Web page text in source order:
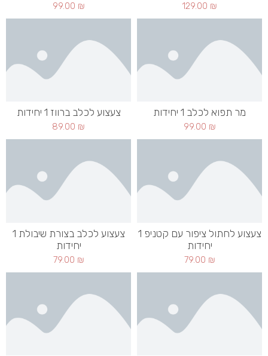
129.00 ₪
99.00 ₪
מר תפוא לכלב 1 יחידות
99.00 ₪
צעצוע לכלב ברווז 1 יחידות
89.00 ₪
צעצוע לחתול ציפור עם קטניפ 1
יחידות
79.00 ₪
צעצוע לכלב בצורת שיבולת 1
יחידות
79.00 ₪